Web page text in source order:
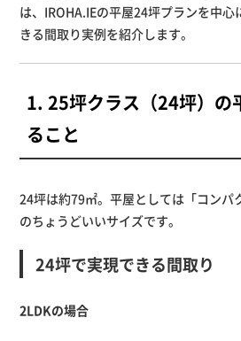
は、IROHA.IEの平屋24坪プランを中
きる間取り実例を紹介します。
1. 25坪クラス（24坪）の
ること
24坪は約79㎡。平屋としては「コンパ
のちょうどいいサイズです。
24坪で実現できる間取り
2LDKの場合